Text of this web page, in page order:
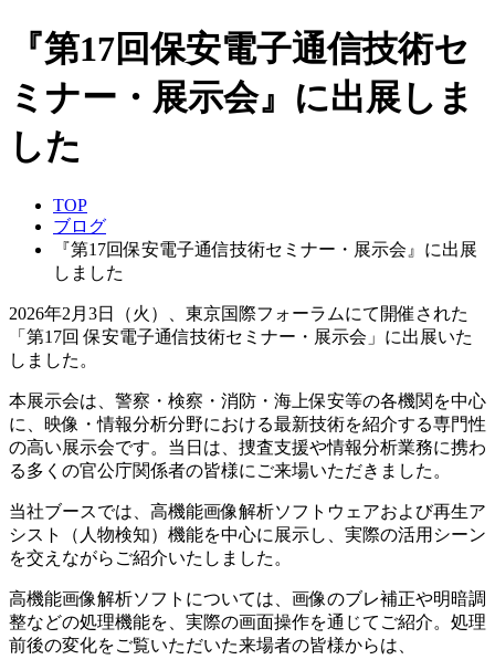
『第17回保安電子通信技術セ
ミナー・展示会』に出展しま
した
TOP
ブログ
『第17回保安電子通信技術セミナー・展示会』に出展
しました
2026年2月3日（火）、東京国際フォーラムにて開催された
「第17回 保安電子通信技術セミナー・展示会」に出展いた
しました。
本展示会は、警察・検察・消防・海上保安等の各機関を中心
に、映像・情報分析分野における最新技術を紹介する専門性
の高い展示会です。当日は、捜査支援や情報分析業務に携わ
る多くの官公庁関係者の皆様にご来場いただきました。
当社ブースでは、高機能画像解析ソフトウェアおよび再生ア
シスト（人物検知）機能を中心に展示し、実際の活用シーン
を交えながらご紹介いたしました。
高機能画像解析ソフトについては、画像のブレ補正や明暗調
整などの処理機能を、実際の画面操作を通じてご紹介。処理
前後の変化をご覧いただいた来場者の皆様からは、